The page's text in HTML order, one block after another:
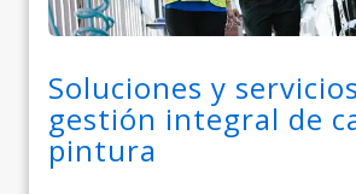
Soluciones y
gestión integral de
pintura